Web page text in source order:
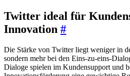
Twitter ideal für
Innovation #
Die Stärke von Twitter liegt weniger in
sondern mehr bei den Eins-zu-eins-
Dialoge spielen im Kundensupport und